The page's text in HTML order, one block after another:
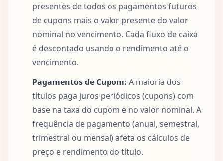
presentes de todos os pagamentos futuros
de cupons mais o valor presente do valor
nominal no vencimento. Cada fluxo de caixa
é descontado usando o rendimento até o
vencimento.
Pagamentos de Cupom: A maioria dos
títulos paga juros periódicos (cupons) com
base na taxa do cupom e no valor nominal. A
frequência de pagamento (anual, semestral,
trimestral ou mensal) afeta os cálculos de
preço e rendimento do título.